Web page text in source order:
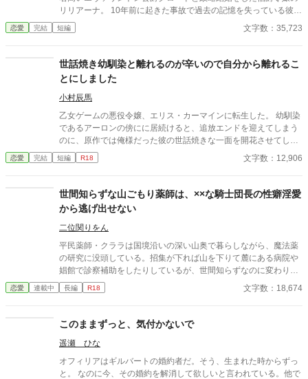
リリアーナ。 10年前に起きた事故で過去の記憶を失っている彼女
は、氷のように冷たい夫との偽りの夫婦生活に不安を抱いてい
た。 しかし、冷酷な言葉とは裏腹に、彼は植物を愛する彼女のた
する。 さらに、彼から漂う「針葉樹と白檀の香り」は、リリアー
ナの失われた記憶の奥底を不思議と揺さぶって――。 やがてリリ
アーナは、書庫に隠された古い手記と「青い花」を見つける。 そ
こに記されていたのは、冷血公爵の仮面の裏に隠された、初恋の
少女に対する狂おしいほどの贖罪と、重すぎる愛の執着だった。
過去の罪に縛られ、あえて彼女を遠ざけようとする不器用な公
爵。 彼が愛しているのは過去の幻影なのか、それとも今の自分な
のか。 すれ違う二人の想いが交差したとき、凍てついていた時間
が動き出す。 不器用な二人が本当の夫婦になるまでの、切なくも
恋愛 完結 短編 文字数：35,723
世話焼き幼馴染と離れるのが辛いので自分から離れるこ
とにしました
小村辰馬
乙女ゲームの悪役令嬢、エリス・カーマインに転生した。 幼馴染
であるアーロンの傍にに居続けると、追放エンドを迎えてしまう
のに、原作では俺様だった彼の世話焼きな一面を開花させてしま
い、居心地の良い彼のそばを離れるのが辛くなってしまう。 なら
ば彼の代わりに男友達を作ろうと画策するがーー
恋愛 完結 短編 R18 文字数：12,906
世間知らずな山ごもり薬師は、××な騎士団長の性癖淫愛
から逃げ出せない
二位関りをん
平民薬師・クララは国境沿いの深い山奥で暮らしながら、魔法薬
の研究に没頭している。招集が下れば山を下りて麓にある病院や
娼館で診察補助をしたりしているが、世間知らずなのに変わりは
ない。 ある日、山の中で倒れている男性を発見。彼はなんと騎士
団長・レイルドで女嫌いの噂を持つ人物だった。 当然女嫌いの噂
が、レイルドには隠している秘密……性癖があった。 ――君の××
××、触らせてもらえないだろうか？
恋愛 連載中 長編 R18 文字数：18,674
このままずっと、気付かないで
遥瀬 ひな
オフィリアはギルバートの婚約者だ。そう、生まれた時からずっ
と。 なのに今、その婚約を解消して欲しいと言われている。他で